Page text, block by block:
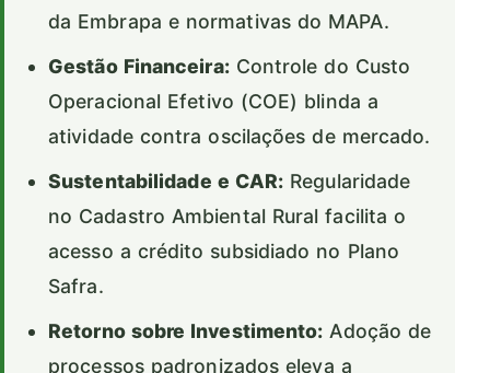
da Embrapa e normativas do MAPA.
Gestão Financeira:Controle do Custo
Operacional Efetivo (COE) blinda a
atividade contra oscilações de mercado.
Sustentabilidade e CAR: Regularidade
no Cadastro Ambiental Rural facilita o
acesso a crédito subsidiado no Plano
Safra.
Retorno sobre Investimento: Adoção de
processos padronizados eleva a